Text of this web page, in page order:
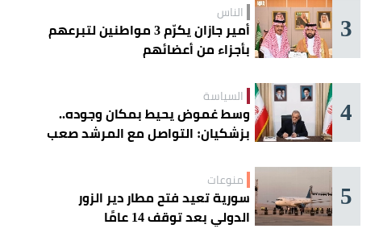
3 الناس
أمير جازان يكرّم 3 مواطنين لتبرعهم
بأجزاء من أعضائهم
4 السياسة
وسط غموض يحيط بمكان وجوده..
بزشكيان: التواصل مع المرشد صعب
5 منوعات
سورية تعيد فتح مطار دير الزور
الدولي بعد توقف 14 عامًا